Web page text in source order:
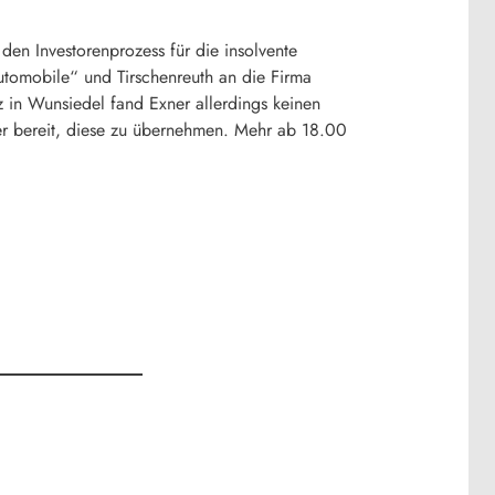
Investorenprozess für die insolvente
und Tirschenreuth an die Firma
in Wunsiedel fand Exner allerdings keinen
bereit, diese zu übernehmen. Mehr ab 18.00